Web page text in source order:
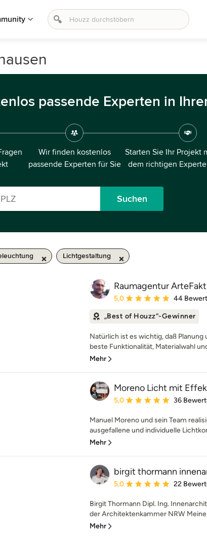
passende Experten in
Wir finden kostenlos
passende Experten für Sie
Starten Sie Ihr Projekt
dem richtigen
Suchen
Lichtgestaltung
Raumagentur ArteFakt
Durchschnittliche
5,0 44
„Best of Houzz“-Gewinner
Natürlich ist es wichtig, daß Planung
beste Funktionalität, Materialwahl
Mehr
Moreno Licht mit
Durchschnittliche
5,0 36
Manuel Moreno und sein Team
ausgefallene und individuelle
Mehr
birgit thormann
Durchschnittliche
5,0 22
Birgit Thormann Dipl. Ing.
der Architektenkammer NRW Meine
Mehr